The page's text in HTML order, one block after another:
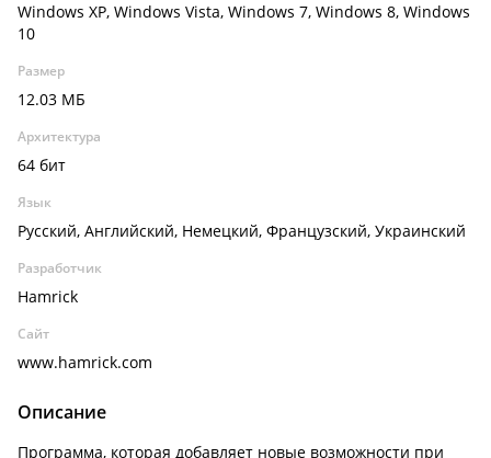
Windows XP, Windows Vista, Windows 7, Windows 8, Windows
10
Размер
12.03 МБ
Архитектура
64 бит
Язык
Русский, Английский, Немецкий, Французский, Украинский
Разработчик
Hamrick
Сайт
www.hamrick.com
Описание
Программа, которая добавляет новые возможности при